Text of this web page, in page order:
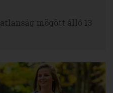
mögött álló 13